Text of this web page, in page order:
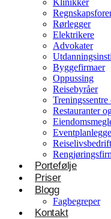
Klinikker
Rørlegger
Elektrikere
Advokater
Byggefirmaer
Oppussing
Reisebyråer
Restauranter
Portefølje
Priser
Blogg
Fagbegreper
Kontakt
Norge?
Få et tilbud